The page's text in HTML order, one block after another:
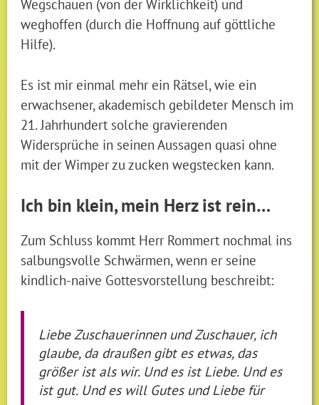
Wegschauen (von der Wirklichkeit) und
weghoffen (durch die Hoffnung auf göttliche
Hilfe).
Es ist mir einmal mehr ein Rätsel, wie ein
erwachsener, akademisch gebildeter Mensch im
21. Jahrhundert solche gravierenden
Widersprüche in seinen Aussagen quasi ohne
mit der Wimper zu zucken wegstecken kann.
Ich bin klein, mein Herz ist rein…
Zum Schluss kommt Herr Rommert nochmal ins
salbungsvolle Schwärmen, wenn er seine
kindlich-naive Gottesvorstellung beschreibt:
Liebe Zuschauerinnen und Zuschauer, ich
glaube, da draußen gibt es etwas, das
größer ist als wir. Und es ist Liebe. Und es
ist gut. Und es will Gutes und Liebe für